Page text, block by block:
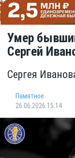
Умер
Сергей
Сергея
Памятное
26.06.2026 15:14